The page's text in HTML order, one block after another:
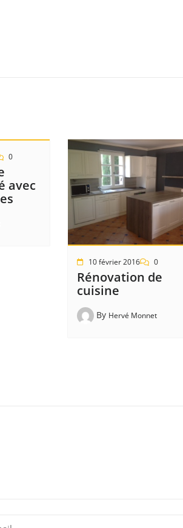
0
avec
10 février 2016 0
Rénovation de
cuisine
By Hervé Monnet